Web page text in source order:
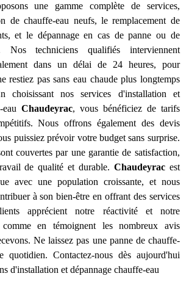
une gamme complète de services,
de chauffe-eau neufs, le remplacement de
et le dépannage en cas de panne ou de
Nos techniciens qualifiés interviennent
dans un délai de 24 heures, pour
restiez pas sans eau chaude plus longtemps
choisissant nos services d'installation et
Chaudeyrac, vous bénéficiez de tarifs
Nous offrons également des devis
puissiez prévoir votre budget sans surprise.
couvertes par une garantie de satisfaction,
de qualité et durable. Chaudeyracest
avec une population croissante, et nous
à son bien-être en offrant des services
apprécient notre réactivité et notre
comme en témoignent les nombreux avis
Ne laissez pas une panne de chauffe-
quotidien. Contactez-nous dès aujourd'hui
d'installation et dépannage chauffe-eau